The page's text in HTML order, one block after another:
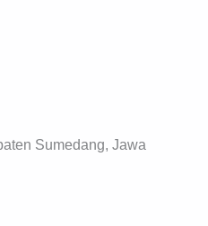
Sumedang, Jawa